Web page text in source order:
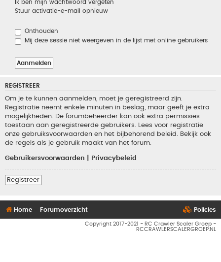
Ik ben mijn wachtwoord vergeten
Stuur activatie-e-mail opnieuw
Onthouden
Mij deze sessie niet weergeven in de lijst met online gebruikers
REGISTREER
Om je te kunnen aanmelden, moet je geregistreerd zijn.
Registratie neemt enkele minuten in beslag, maar geeft je extra
mogelijkheden. De forumbeheerder kan ook extra permissies
toestaan aan geregistreerde gebruikers. Lees voor registratie
onze gebruiksvoorwaarden en het bijbehorend beleid. Bekijk ook
de regels als je gebruik maakt van het forum.
Gebruikersvoorwaarden Privacybeleid
Registreer
Home Forumoverzicht Policies
Copyright 2017-2021 - RC Crawler Scaler Groep -
RCCRAWLERSCALERGROEP.NL